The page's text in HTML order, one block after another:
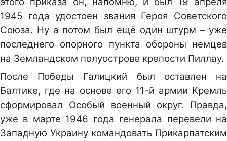
1945 года удостоен звания Героя Советского
Союза. Ну а потом был ещё один штурм – уже
последнего опорного пункта обороны немцев
на Земландском полуострове крепости Пиллау.
После Победы Галицкий был оставлен на
Балтике, где на основе его 11-й армии Кремль
сформировал Особый военный округ. Правда,
уже в марте 1946 года генерала перевели на
Западную Украину командовать Прикарпатским